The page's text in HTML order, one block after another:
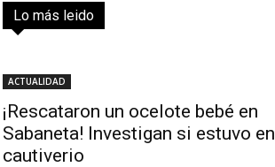
Lo más leidoTodo
ACTUALIDAD
¡Rescataron un ocelote bebé en
Sabaneta! Investigan si estuvo en
cautiverio